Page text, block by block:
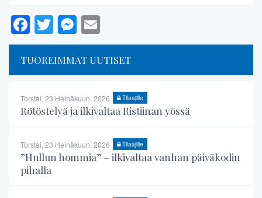
Facebook
TwitterMessenger
TUOREIMMAT UUTISET
Torstai, 23 Heinäkuun, 2026 Tilaajille
Rötöstelyä ja ilkivaltaa Ristiinan yössä
Torstai, 23 Heinäkuun, 2026 Tilaajille
”Hullun hommia” – ilkivaltaa vanhan päiväkodin
pihalla